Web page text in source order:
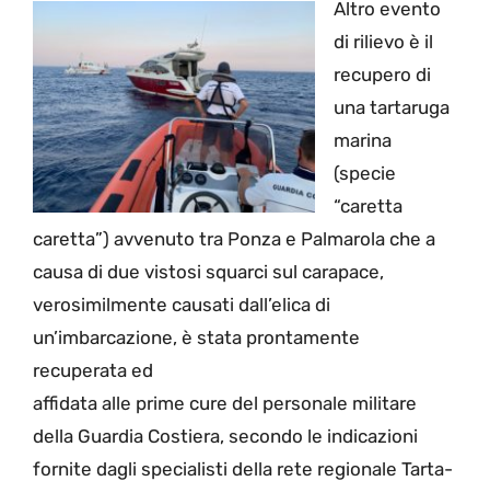
Altro evento
di rilievo è il
recupero di
una tartaruga
marina
(specie
“caretta
caretta”) avvenuto tra Ponza e Palmarola che a
causa di due vistosi squarci sul carapace,
verosimilmente causati dall’elica di
un’imbarcazione, è stata prontamente
recuperata ed
affidata alle prime cure del personale militare
della Guardia Costiera, secondo le indicazioni
fornite dagli specialisti della rete regionale Tarta-